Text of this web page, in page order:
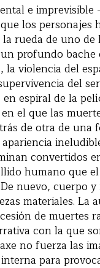
e
los personajes
rueda de uno de
profundo bache
la violencia del
del
espiral de la
el que las
de otra de una
convertidos
humano que
nuevo, cuerpo
materiales. La
de muertes
con la que
no fuerza las
para